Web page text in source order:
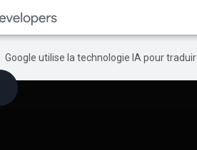
Google utilise la technologie IA pour